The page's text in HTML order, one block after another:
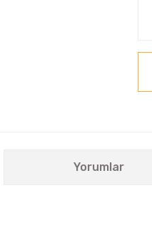
Yorumlar